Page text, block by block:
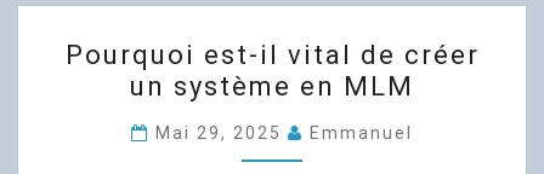
EST-
IL
VITAL
DE
Pourquoi est-il vital de créer
un système en MLM
Mai 29, 2025 Emmanuel